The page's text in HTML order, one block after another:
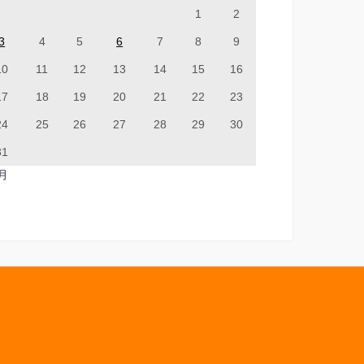
1 2
4 5 6 7 8 9
11 12 13 14 15 16
18 19 20 21 22 23
25 26 27 28 29 30